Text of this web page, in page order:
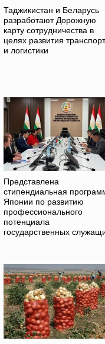
Таджикистан и Беларусь
разработают Дорожную
карту сотрудничества в
целях развития
и логистики
Представлена
стипендиальная
Японии по развитию
профессионального
потенциала
государственных